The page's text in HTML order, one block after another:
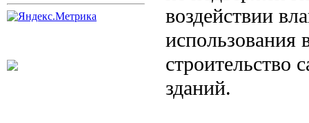
воздействии
использования
строительство
зданий.